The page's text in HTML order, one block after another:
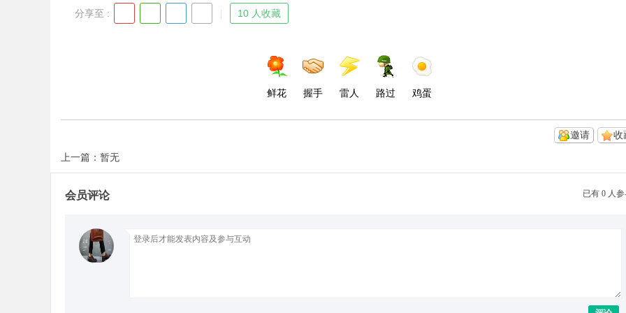
分享至 : 10 人收藏
鲜花 握手 雷人 路过 鸡蛋
收
邀请
上一篇：暂无
已有 0 人
会员评论